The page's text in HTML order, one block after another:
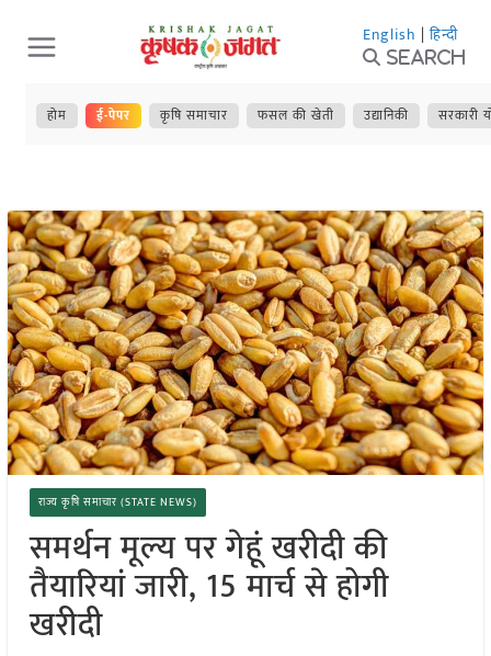
Skip
to
content
English | हिन्दी
Search
होम ई-पेपर कृषि समाचार फसल की खेती उद्यानिकी सरकारी
राज्य कृषि समाचार (STATE NEWS)
समर्थन मूल्य पर गेहूं खरीदी की
तैयारियां जारी, 15 मार्च से होगी
खरीदी